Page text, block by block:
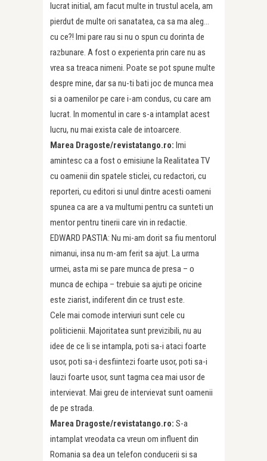
lucrat initial, am facut multe in trustul acela, am
pierdut de multe ori sanatatea, ca sa ma aleg…
cu ce?! Imi pare rau si nu o spun cu dorinta de
razbunare. A fost o experienta prin care nu as
vrea sa treaca nimeni. Poate se pot spune multe
despre mine, dar sa nu-ti bati joc de munca mea
si a oamenilor pe care i-am condus, cu care am
lucrat. In momentul in care s-a intamplat acest
lucru, nu mai exista cale de intoarcere.
Marea Dragoste/revistatango.ro: Imi
amintesc ca a fost o emisiune la Realitatea TV
cu oamenii din spatele sticlei, cu redactori, cu
reporteri, cu editori si unul dintre acesti oameni
spunea ca are a va multumi pentru ca sunteti un
mentor pentru tinerii care vin in redactie.
EDWARD PASTIA: Nu mi-am dorit sa fiu mentorul
nimanui, insa nu m-am ferit sa ajut. La urma
urmei, asta mi se pare munca de presa – o
munca de echipa – trebuie sa ajuti pe oricine
este ziarist, indiferent din ce trust este.
Cele mai comode interviuri sunt cele cu
politicienii. Majoritatea sunt previzibili, nu au
idee de ce li se intampla, poti sa-i ataci foarte
usor, poti sa-i desfiintezi foarte usor, poti sa-i
lauzi foarte usor, sunt tagma cea mai usor de
intervievat. Mai greu de intervievat sunt oamenii
de pe strada.
Marea Dragoste/revistatango.ro: S-a
intamplat vreodata ca vreun om influent din
Romania sa dea un telefon conducerii si sa